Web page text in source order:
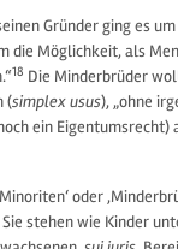
Gründer ging es um
die Möglichkeit, als
18 Die Minderbrüder
(simplex usus), „ohne
ein Eigentumsrecht)
oder
Sie stehen wie Kinder